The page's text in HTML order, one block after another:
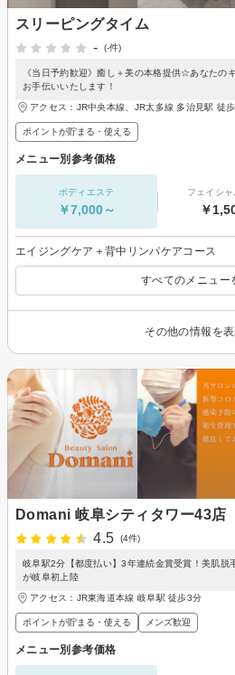
スリーピングタイム
-
(-件)
《当日予約歓迎》癒し＋美の本格提供☆あなたの
お手伝いいたします！
アクセス：JR中央本線、JR太多線 多治見駅 徒
ポイントが貯まる・使える
メニュー別参考価格
ボディエステ
￥7,000～
フェイシ
￥
エイジングケア＋背中リンパケアコース
すべてのメニュー
その他の情報を
Domani 岐阜シティタワー43店
4.5
(4件)
岐阜駅2分【都度払い】3年連続金賞受賞！美肌脱
が岐阜初上陸
アクセス：JR東海道本線 岐阜駅 徒歩3分
ポイントが貯まる・使える メンズ歓迎
メニュー別参考価格